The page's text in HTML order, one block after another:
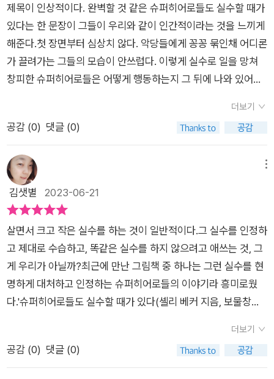
서 위험해처한 사람을 구해주고 싶고,되려 악당에게 당하는 모습
을 보여줄 수도 있어요그런 상황이 부끄러워서 절망에 빠져 체념
할 수도 있겠죠그러나 그들은 실수한 이유를 찾아내서 이런 실수
가 되풀이 되지 않도록 대처하는 최선의 방법을 찾아냅니다 넘어
져도 벌떡 일어서는 씩씩한 자세인 거죠!슈퍼히어로들이 실수하
는 모습을 보며 웃기다며 꺄르르 웃던 아이들이지만, 그 모습 속
에서 자신들의 모습이 보였다고 해요 학교에서 또는 유치원에서
고 숨고 싶었다고 합니다친구 탓을 해서 싸워본 적도 있다고 해
서, 아이가 많은 경험을 했구나 싶었어요당시에는 창피함에 화가
나기도 했고, 엄마가 보고 싶기도 했었다고 해요그러나 지금 와서
생각해 보니 자신의 실수인데 남 탓을 한 것도 잘못이었고, 실수
를 인정하고 다음에는 같은 실수를 하지 않아야겠다는 생각을 하
게 되었다고 합니다 ​유쾌한 창작 그림책 <슈퍼히어로들도 실수
할 때가 있다>를 통해, 실수할 경우 어떻게 대처해야 하는지에
대해 생각하며 아이들의 생각과 마음이 한 뼘 더 성장하게 된 시
간이 되었네요:)*출판사로부터 도서 협찬을 받았지만, 본인의 주
제목이 인상적이다. 완벽할 것 같은 슈퍼히어로들도 실수할 때가
있다는 한 문장이 그들이 우리와 같이 인간적이라는 것을 느끼게
해준다.첫 장면부터 심상치 않다. 악당들에게 꽁꽁 묶인채 어디론
가 끌려가는 그들의 모습이 안쓰럽다. 이렇게 실수로 일을 망쳐
창피한 슈퍼히어로들은 어떻게 행동하는지 그 뒤에 나와 있어서
지 생각해보도록 꼬마 독자들에게 말한다. 타인의 기대에 못 미치
는 수준을 보이거나 끝내 성공하지 못할 때 그들은 최고의 방법을
선택한다. 이 최고의 방법이 궁금하다면 꼬마독자들에게 책임감
에 대해 알려주는 이 책을 읽어보길 바란다.* 출판사로부터 책을
지원받아 주관적으로 작성한 서평입니다.
더보기
공감 (0) 댓글 (0)
김샛별 2023-06-21
살면서 크고 작은 실수를 하는 것이 일반적이다.그 실수를 인정하
고 제대로 수습하고, 똑같은 실수를 하지 않으려고 애쓰는 것, 그
게 우리가 아닐까?최근에 만난 그림책 중 하나는 그런 실수를 현
명하게 대처하고 인정하는 슈퍼히어로들의 이야기라 흥미로웠
다.'슈퍼히어로들도 실수할 때가 있다(셸리 베커 지음, 보물창고
히어로의 모습은 아니지만, 사소한 실수들이 연결된 우리의 모습
을 닮아 친근한 모습이다.지구를 지키는 영웅 - 비스티, 찡, 스래
시, 레이저맨, 마니맨, 태푸니, 소리질러, 끈끄니키가 등장하는 이
더보기
공감 (0) 댓글 (0)